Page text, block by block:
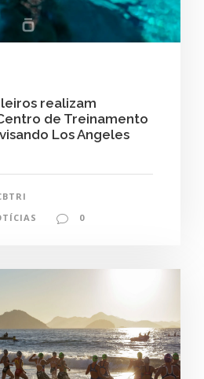
realizam
de Treinamento
Los Angeles
0